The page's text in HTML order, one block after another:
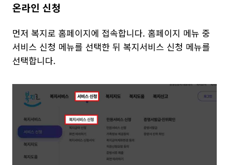
온라인 신청
먼저 복지로 홈페이지에 접속합니다. 홈페이지 메뉴 중
서비스 신청 메뉴를 선택한 뒤 복지서비스 신청 메뉴를
선택합니다.